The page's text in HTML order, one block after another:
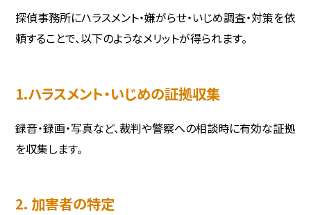
探偵事務所にハラスメント・嫌がらせ・いじめ調査・対策を依
頼することで、以下のようなメリットが得られます。
1.ハラスメント・いじめの証拠収集
録音・録画・写真など、裁判や警察への相談時に有効な証拠
を収集します。
2. 加害者の特定